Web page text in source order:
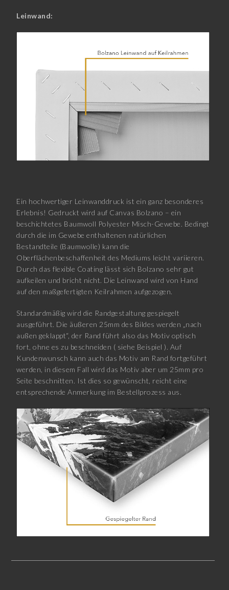
Leinwand:
Ein hochwertiger Leinwanddruck ist ein ganz besonderes
Erlebnis! Gedruckt wird auf Canvas Bolzano – ein
beschichtetes Baumwoll Polyester Misch-Gewebe. Bedingt
durch die im Gewebe enthaltenen natürlichen
Bestandteile (Baumwolle) kann die
Oberflächenbeschaffenheit des Mediums leicht variieren.
Durch das flexible Coating lässt sich Bolzano sehr gut
aufkeilen und bricht nicht. Die Leinwand wird von Hand
auf den maßgefertigten Keilrahmen aufgezogen.
Standardmäßig wird die Randgestaltung gespiegelt
ausgeführt. Die äußeren 25mm des Bildes werden „nach
außen geklappt“, der Rand führt also das Motiv optisch
fort, ohne es zu beschneiden ( siehe Beispiel ). Auf
Kundenwunsch kann auch das Motiv am Rand fortgeführt
werden, in diesem Fall wird das Motiv aber um 25mm pro
Seite beschnitten. Ist dies so gewünscht, reicht eine
entsprechende Anmerkung im Bestellprozess aus.